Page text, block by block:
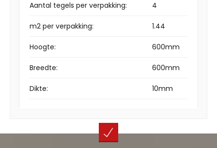
Aantal tegels per verpakking: 4
m2 per verpakking: 1.44
Hoogte: 600mm
Breedte: 600mm
Dikte: 10mm